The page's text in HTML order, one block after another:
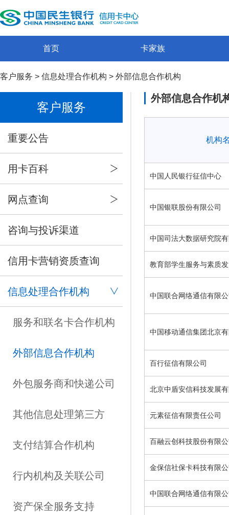
首页 卡家族
客户服务 > 信息处理合作机构 > 外部信息合作机构
客户服务
重要公告
用卡百科
网点查询
咨询与投诉渠道
信用卡营销资质查询
信息处理合作机构
服务和联名卡合作机构
外部信息合作机构
外包服务商和快递公司
其他信息处理第三方
支付结算合作机构
行内机构及关联公司
资产保全服务支持
外部信息合作机
机构
中国人民银行征信中心
中国银联股份有限公司
中国司法大数据研究院
教育部学生服务与素质
中国联合网络通信有限
中国移动通信集团北京
百行征信有限公司
北京中盾安信科技发展
元素征信有限责任公司
百融云创科技股份有限
金保信社保卡科技有限
中国联合网络通信有限